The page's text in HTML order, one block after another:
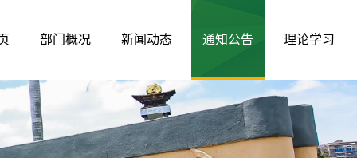
部门概况 新闻动态 通知公告 理论学习